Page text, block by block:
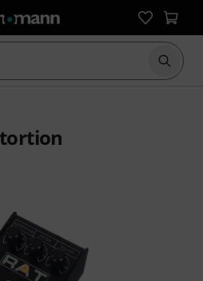
din 1575 evaluări ale clienților